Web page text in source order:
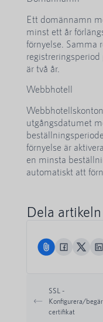
Ett domännamn
minst ett år
förnyelse. Samma
registreringsperiod
är två år.
Webbhotell
utgångsdatumet
förnyelse är
en minsta
automatiskt att
Dela artikeln
SSL -
Konfigurera/
certifikat